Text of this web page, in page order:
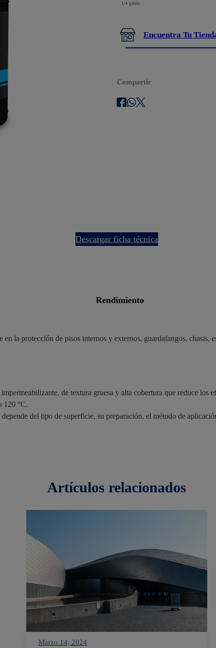
1/4 galón
Encuentra Tu
Compartir
descargar ficha técnica
rendimiento
la protección de pisos internos y externos, guardafangos, chasis,
de textura gruesa y alta cobertura que reduce
120 °C.
del tipo de superficie, su preparación, el método de
artículos relacionados
Marzo 14, 2024